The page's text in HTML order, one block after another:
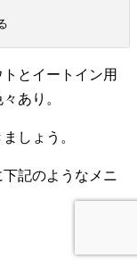
とイートイン用
あり。
しょう。
記のようなメニ